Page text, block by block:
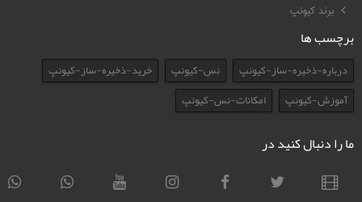
برند کیونپ
برچسب ها
درباره-ذخیره-ساز-کیونپ نس-کیونپ
خرید-ذخیره-ساز-کیونپ
آموزش-کیونپ
امکانات-نس-کیونپ
ما را دنبال کنید در